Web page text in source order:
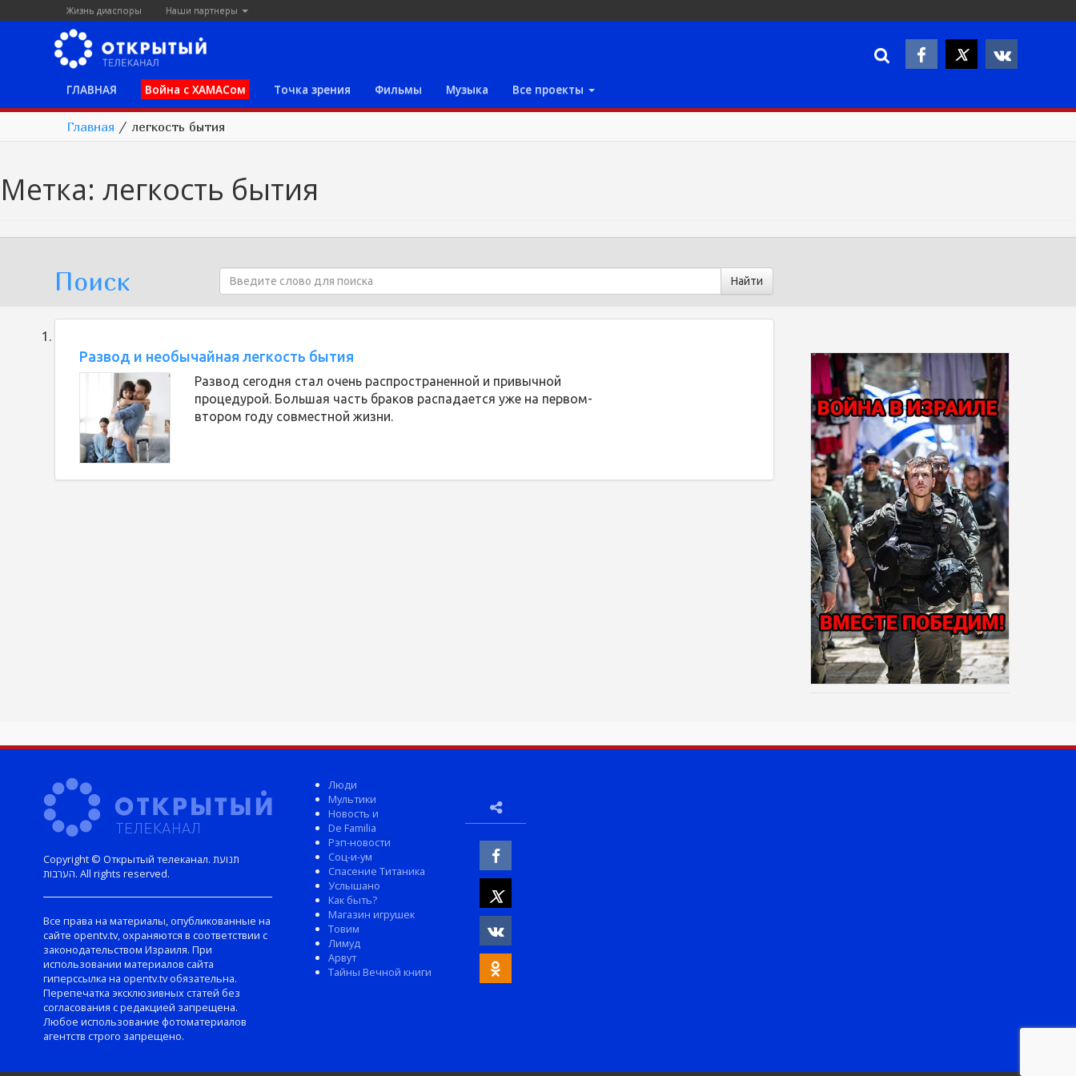
Жизнь диаспоры Наши партнеры
ГЛАВНАЯ Война с ХАМАСом Точка зрения Фильмы Музыка Все проекты
Главная / легкость бытия
Метка: легкость бытия
Поиск
Развод и необычайная легкость бытия
Развод сегодня стал очень распространенной и привычной
процедурой. Большая часть браков распадается уже на первом-
втором году совместной жизни.
Copyright © Открытый телеканал. תנועת
הערבות. All rights reserved.
Все права на материалы, опубликованные на
сайте opentv.tv, охраняются в соответствии с
законодательством Израиля. При
использовании материалов сайта
гиперссылка на opentv.tv обязательна.
Перепечатка эксклюзивных статей без
согласования с редакцией запрещена.
Любое использование фотоматериалов
агентств строго запрещено.
Люди
Мультики
Новость и
De Familia
Рэп-новости
Соц-и-ум
Спасение Титаника
Услышано
Как быть?
Магазин игрушек
Товим
Лимуд
Арвут
Тайны Вечной книги